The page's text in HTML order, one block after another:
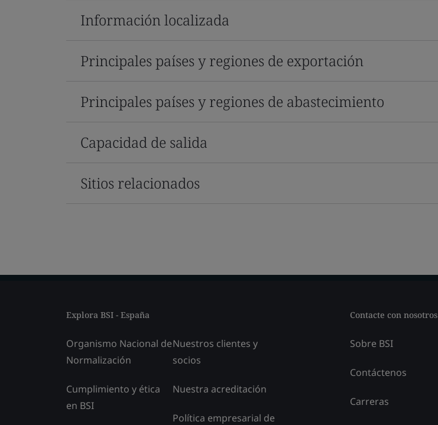
Información localizada
Principales países y regiones de exportación
Principales países y regiones de abastecimiento
Capacidad de salida
Sitios relacionados
Explora BSI - España
Organismo Nacional de
Normalización
Cumplimiento y ética
en BSI
Nuestros clientes y
socios
Nuestra acreditación
Política empresarial de
Contacte con nosotros
Sobre BSI
Contáctenos
Carreras